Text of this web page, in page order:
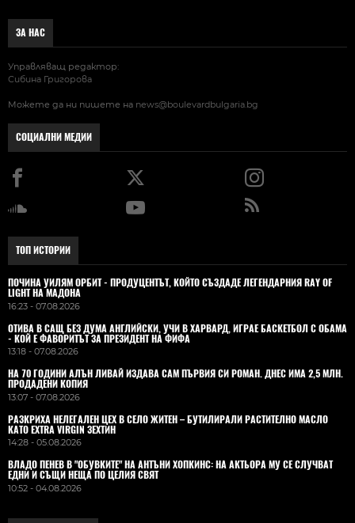
ЗА НАС
Управляващ редактор:
Сибина Григорова
Можете да ни пишете на news@boulevardbulgaria.bg
СОЦИАЛНИ МЕДИИ
ТОП ИСТОРИИ
ПОЧИНА УИЛЯМ ОРБИТ - ПРОДУЦЕНТЪТ, КОЙТО СЪЗДАДЕ ЛЕГЕНДАРНИЯ RAY OF
LIGHT НА МАДОНА
16:23 - 07.08.2026
ОТИВА В САЩ БЕЗ ДУМА АНГЛИЙСКИ, УЧИ В ХАРВАРД, ИГРАЕ БАСКЕТБОЛ С ОБАМА
- КОЙ Е ФАВОРИТЪТ ЗА ПРЕЗИДЕНТ НА ФИФА
13:18 - 07.08.2026
НА 70 ГОДИНИ АЛЪН ЛИВАЙ ИЗДАВА САМ ПЪРВИЯ СИ РОМАН. ДНЕС ИМА 2,5 МЛН.
ПРОДАДЕНИ КОПИЯ
13:07 - 07.08.2026
РАЗКРИХА НЕЛЕГАЛЕН ЦЕХ В СЕЛО ЖИТЕН – БУТИЛИРАЛИ РАСТИТЕЛНО МАСЛО
КАТО EXTRA VIRGIN ЗЕХТИН
14:28 - 05.08.2026
ВЛАДO ПЕНЕВ В "ОБУВКИТЕ" НА АНТЪНИ ХОПКИНС: НА АКТЬОРА МУ СЕ СЛУЧВАТ
ЕДНИ И СЪЩИ НЕЩА ПО ЦЕЛИЯ СВЯТ
10:52 - 04.08.2026